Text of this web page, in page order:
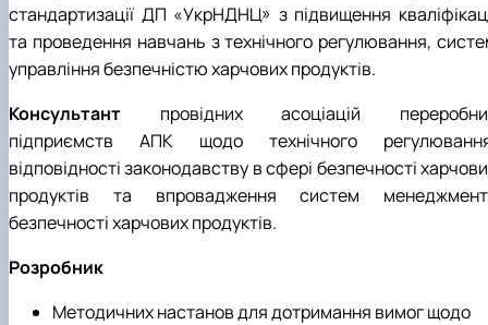
стандартизації ДП «УкрНДНЦ» з підвищення
та проведення навчань з технічного регулювання,
управління безпечністю харчових продуктів.
Консультант провідних асоціацій
підприємств АПК щодо технічного
відповідності законодавству в сфері безпечності
продуктів та впровадження систем
безпечності харчових продуктів.
Розробник
Методичних настанов для дотримання вимог щодо